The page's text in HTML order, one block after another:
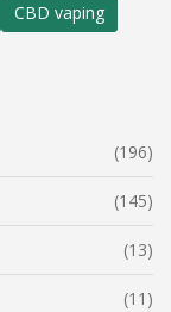
CBD vaping
(196)
(145)
(13)
(11)